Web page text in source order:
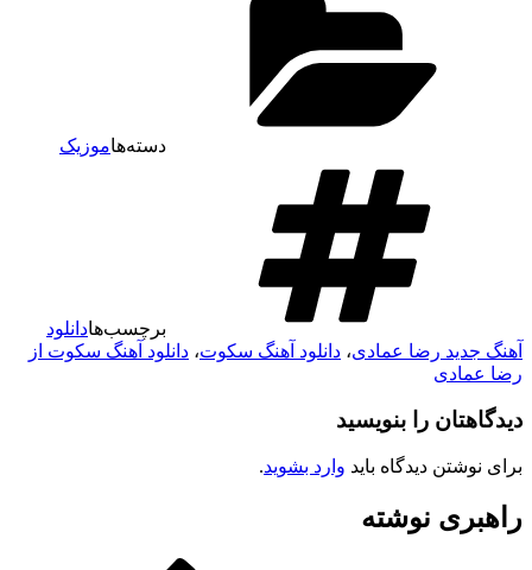
دسته‌هاموزیک
برچسب‌هادانلود
آهنگ جدید رضا عمادی، دانلود آهنگ سکوت، دانلود آهنگ سکوت از
رضا عمادی
دیدگاهتان را بنویسید
برای نوشتن دیدگاه باید وارد بشوید.
راهبری نوشته